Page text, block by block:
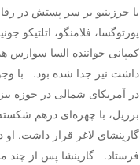
با جرزینیو بر سر پستش در
پورتوگسا، فلامنگو، اتلتیکو
کمپانی خواننده السا
داشت نیز جدا شده بود. با
برزیل، با چهره‌ای درهم
گارینشای لاغر قرار داشت.
فرستاد. گارینشا پس از